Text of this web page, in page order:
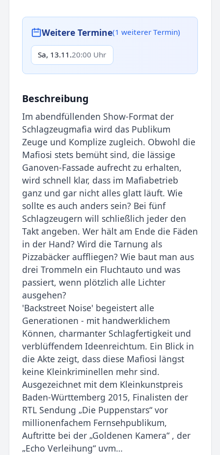
Weitere Termine(1 weiterer Termin)
Sa, 13.11.20:00 Uhr
Beschreibung
Im abendfüllenden Show-Format der
Schlagzeugmafia wird das Publikum
Zeuge und Komplize zugleich. Obwohl die
Mafiosi stets bemüht sind, die lässige
Ganoven-Fassade aufrecht zu erhalten,
wird schnell klar, dass im Mafiabetrieb
ganz und gar nicht alles glatt läuft. Wie
sollte es auch anders sein? Bei fünf
Schlagzeugern will schließlich jeder den
Takt angeben. Wer hält am Ende die Fäden
in der Hand? Wird die Tarnung als
Pizzabäcker auffliegen? Wie baut man aus
drei Trommeln ein Fluchtauto und was
passiert, wenn plötzlich alle Lichter
ausgehen?
'Backstreet Noise' begeistert alle
Generationen - mit handwerklichem
Können, charmanter Schlagfertigkeit und
verblüffendem Ideenreichtum. Ein Blick in
die Akte zeigt, dass diese Mafiosi längst
keine Kleinkriminellen mehr sind.
Ausgezeichnet mit dem Kleinkunstpreis
Baden-Württemberg 2015, Finalisten der
RTL Sendung „Die Puppenstars“ vor
millionenfachem Fernsehpublikum,
Auftritte bei der „Goldenen Kamera“ , der
„Echo Verleihung“ uvm…